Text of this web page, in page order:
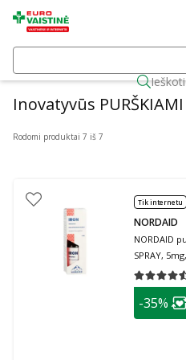
Inovatyvūs
Rodomi produktai 7 iš 7
Tik internetu
NORDAID
NORDAID
SPRAY,
Vidutinis
patarimas
-35%